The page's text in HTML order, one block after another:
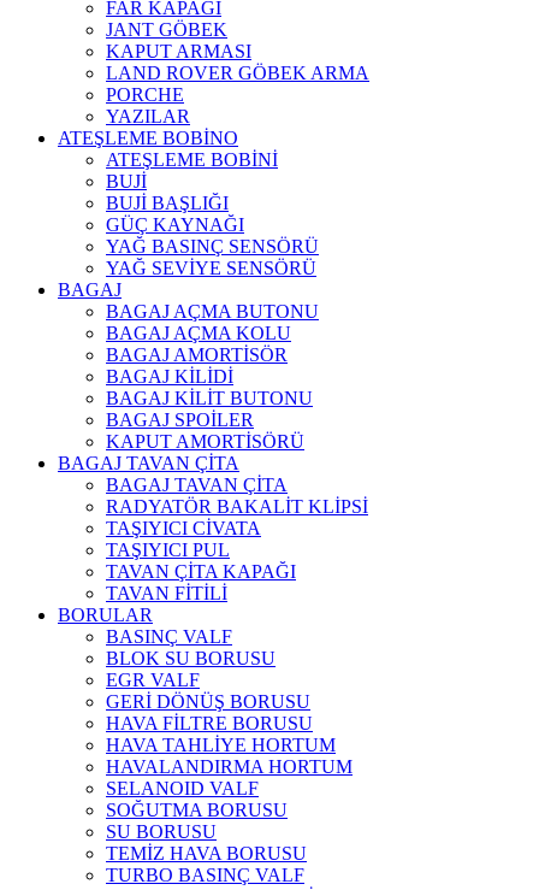
FAR KAPAĞI
JANT GÖBEK
KAPUT ARMASI
LAND ROVER GÖBEK ARMA
PORCHE
YAZILAR
ATEŞLEME BOBİNO
ATEŞLEME BOBİNİ
BUJİ
BUJİ BAŞLIĞI
GÜÇ KAYNAĞI
YAĞ BASINÇ SENSÖRÜ
YAĞ SEVİYE SENSÖRÜ
BAGAJ
BAGAJ AÇMA BUTONU
BAGAJ AÇMA KOLU
BAGAJ AMORTİSÖR
BAGAJ KİLİDİ
BAGAJ KİLİT BUTONU
BAGAJ SPOİLER
KAPUT AMORTİSÖRÜ
BAGAJ TAVAN ÇİTA
BAGAJ TAVAN ÇİTA
RADYATÖR BAKALİT KLİPSİ
TAŞIYICI CİVATA
TAŞIYICI PUL
TAVAN ÇİTA KAPAĞI
TAVAN FİTİLİ
BORULAR
BASINÇ VALF
BLOK SU BORUSU
EGR VALF
GERİ DÖNÜŞ BORUSU
HAVA FİLTRE BORUSU
HAVA TAHLİYE HORTUM
HAVALANDIRMA HORTUM
SELANOID VALF
SOĞUTMA BORUSU
SU BORUSU
TEMİZ HAVA BORUSU
TURBO BASINÇ VALF